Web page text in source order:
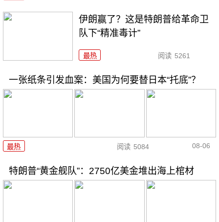
伊朗赢了？这是特朗普给革命卫
队下“精准毒计”
最热 阅读 5261
一张纸条引发血案：美国为何要替日本“托底”？
最热 阅读 5084 08-06
特朗普“黄金舰队”：2750亿美金堆出海上棺材